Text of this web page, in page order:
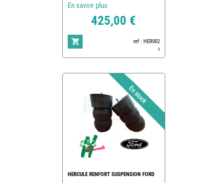
En savoir plus
425,00 €
ref : HER002
3
HERCULE RENFORT SUSPENSION FORD